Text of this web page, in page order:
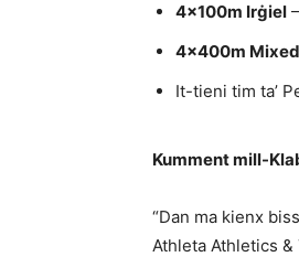
4×100m Irġiel
4×400m Mixed
It-tieni tim ta’
Kumment mill-
“Dan ma kienx
Athleta Athletics